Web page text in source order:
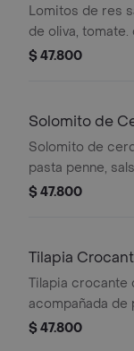
Lomitos de res
de oliva,
cascos,
$ 47.800
Solomito de
Solomito de
pasta penne,
parmesano.
$ 47.800
Tilapia
Tilapia crocante
acompañada de
ensalada de
$ 47.800